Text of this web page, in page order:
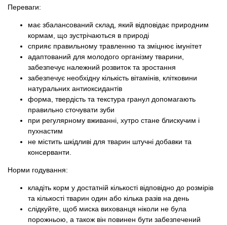
Переваги:
має збалансований склад, який відповідає природним
кормам, що зустрічаються в природі
сприяє правильному травленню та зміцнює імунітет
адаптований для молодого організму тварини,
забезпечує належний розвиток та зростання
забезпечує необхідну кількість вітамінів, клітковини
натуральних антиоксидантів
форма, твердість та текстура гранул допомагають
правильно сточувати зуби
при регулярному вживанні, хутро стане блискучим і
пухнастим
не містить шкідливі для тварин штучні добавки та
консерванти.
Норми годування:
кладіть корм у достатній кількості відповідно до розмірів
та кількості тварин один або кілька разів на день
слідкуйте, щоб миска вихованця ніколи не була
порожньою, а також він повинен бути забезпечений